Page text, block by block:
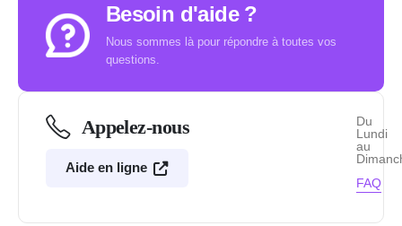
Besoin d'aide ?
Nous sommes là pour répondre à toutes vos
questions.
Appelez-nous
Aide en ligne
Du
Lundi
au
FAQ